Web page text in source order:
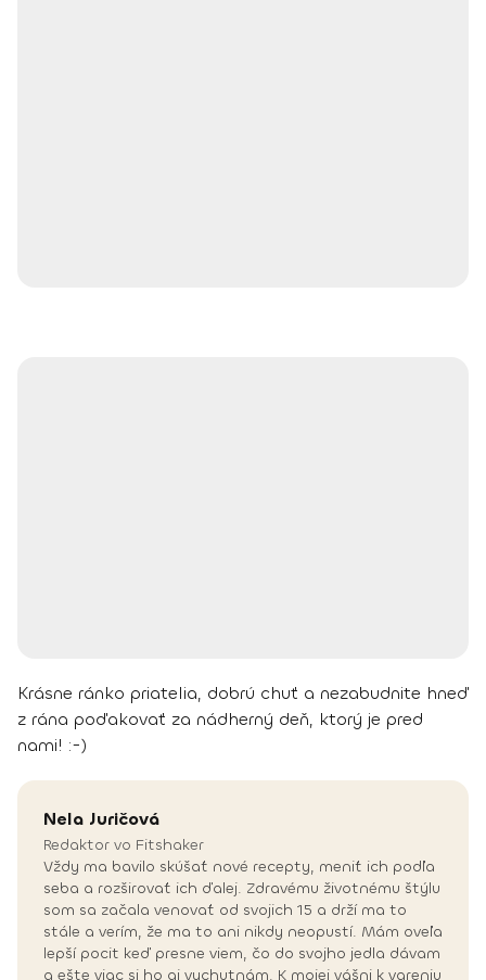
Krásne ránko priatelia, dobrú chuť a nezabudnite hneď
z rána poďakovať za nádherný deň, ktorý je pred
nami! :-)
Nela Juričová
Redaktor vo Fitshaker
Vždy ma bavilo skúšať nové recepty, meniť ich podľa
seba a rozširovať ich ďalej. Zdravému životnému štýlu
som sa začala venovať od svojich 15 a drží ma to
stále a verím, že ma to ani nikdy neopustí. Mám oveľa
lepší pocit keď presne viem, čo do svojho jedla dávam
a ešte viac si ho aj vychutnám. K mojej vášni k vareniu